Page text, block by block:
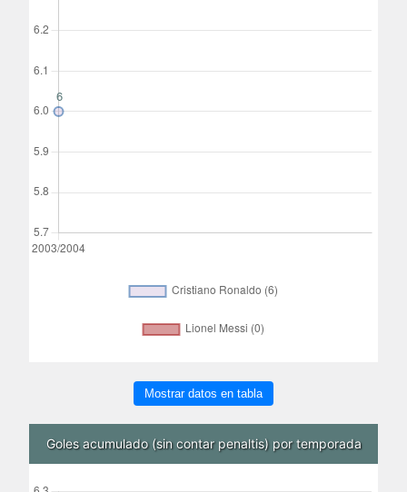
Mostrar datos en tabla
Goles acumulado (sin contar penaltis) por temporada